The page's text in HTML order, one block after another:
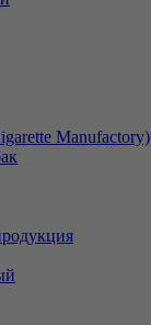
Manufactory)